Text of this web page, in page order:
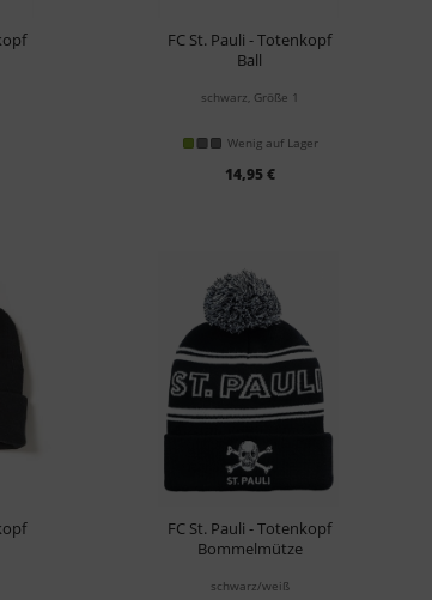
FC St. Pauli - Totenkopf
Ball
schwarz, Größe 1
Wenig auf Lager
14,95 €
FC St. Pauli - Totenkopf
Bommelmütze
schwarz/weiß